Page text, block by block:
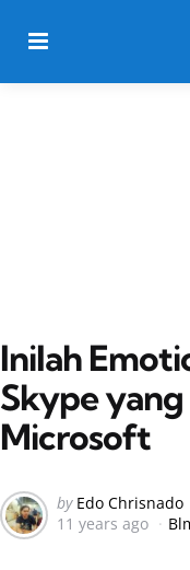
Inilah
Skype
Microsoft
Posted
by
by Edo Chrisnado
11 years ago